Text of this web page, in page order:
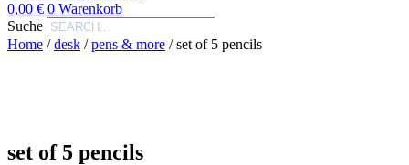
0,00 € 0 Warenkorb
Suche
Home /desk /pens & more /set of 5 pencils
set of 5 pencils